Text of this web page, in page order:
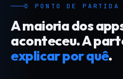
O PONTO DE PARTIDA
A maioria dos
aconteceu. A
explicar por quê.